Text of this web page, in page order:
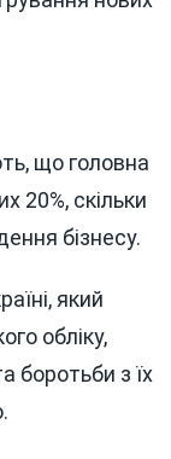
що головна
20%, скільки
бізнесу.
який
обліку,
боротьби з їх